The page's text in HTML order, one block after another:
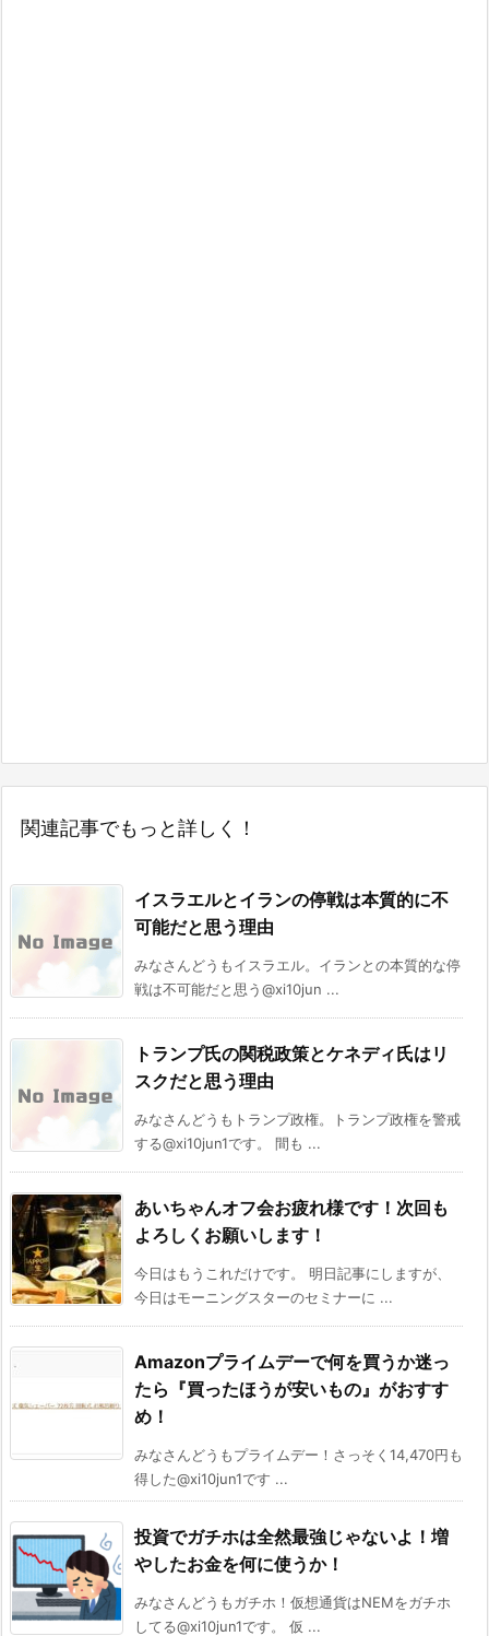
関連記事でもっと詳しく！
イスラエルとイランの停戦は本質的に不
可能だと思う理由
みなさんどうもイスラエル。イランとの本質的な停
戦は不可能だと思う@xi10jun ...
トランプ氏の関税政策とケネディ氏はリ
スクだと思う理由
みなさんどうもトランプ政権。トランプ政権を警戒
する@xi10jun1です。 間も ...
あいちゃんオフ会お疲れ様です！次回も
よろしくお願いします！
今日はもうこれだけです。 明日記事にしますが、
今日はモーニングスターのセミナーに ...
Amazonプライムデーで何を買うか迷っ
たら『買ったほうが安いもの』がおすす
め！
みなさんどうもプライムデー！さっそく14,470円も
得した@xi10jun1です ...
投資でガチホは全然最強じゃないよ！増
やしたお金を何に使うか！
みなさんどうもガチホ！仮想通貨はNEMをガチホ
してる@xi10jun1です。 仮 ...